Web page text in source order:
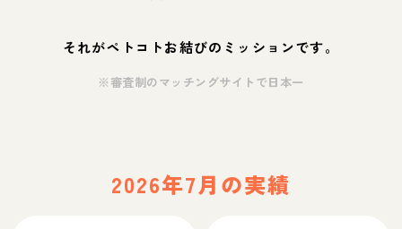
それがペトコトお結びのミッションです。
※審査制のマッチングサイトで日本一
2026年7月の実績